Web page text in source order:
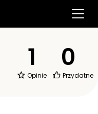
1
Opinie
0
Przydatne